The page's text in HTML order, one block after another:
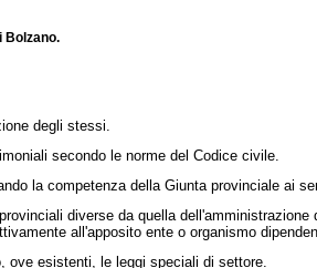
Bolzano.
degli stessi.
secondo le norme del Codice civile.
la competenza della Giunta provinciale ai
diverse da quella
all'apposito ente o organismo
esistenti, le leggi speciali di settore.